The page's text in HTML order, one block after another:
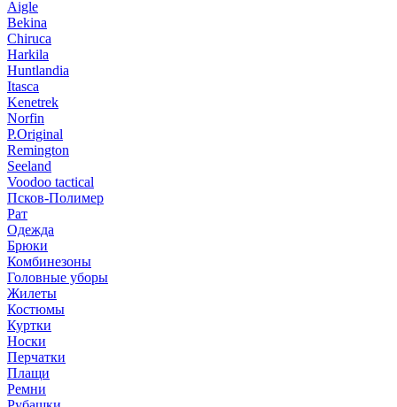
Aigle
Bekina
Chiruсa
Harkila
Huntlandia
Itasca
Kenetrek
Norfin
P.Original
Remington
Seeland
Voodoo tactical
Псков-Полимер
Рат
Одежда
Брюки
Комбинезоны
Головные уборы
Жилеты
Костюмы
Куртки
Носки
Перчатки
Плащи
Ремни